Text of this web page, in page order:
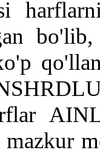
mazkur